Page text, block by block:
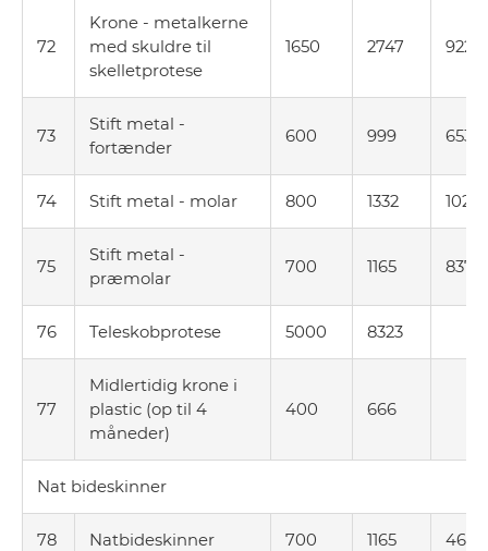
72
Krone - metalkerne
med skuldre til
skelletprotese
1650 2747 922
73
Stift metal -
fortænder
600 999 653
74 Stift metal - molar 800 1332 1022
75
Stift metal -
præmolar
700 1165 837
76 Teleskobprotese 5000 8323
77
Midlertidig krone i
plastic (op til 4
måneder)
400 666
Nat bideskinner
78 Natbideskinner 700 1165 461